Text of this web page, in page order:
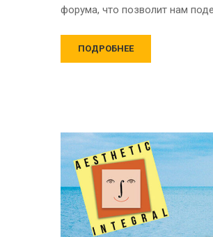
форума, что позволит нам
ПОДРОБНЕЕ